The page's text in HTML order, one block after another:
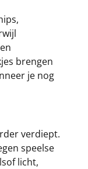
brengen
je nog
verdiept.
speelse
licht,